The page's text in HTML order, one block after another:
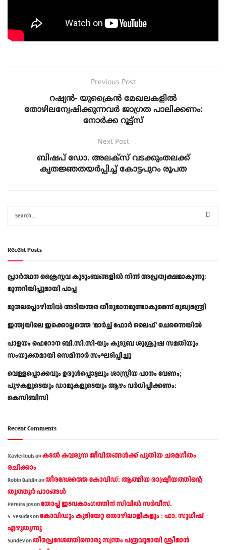
Previous Post
റഷ്യൻ- യുക്രൈൻ മേഖലകളിൽ
തോഴിലന്വേഷിക്കുന്നവർ ജാഗ്രത പാലിക്കണം:
നോർക്ക റൂട്ട്സ്
Next Post
ബിഷപ് ഡോ. അലക്‌സ് വടക്കുംതലക്ക്
കൃതജ്ഞതയര്‍പ്പിച്ച് കോട്ടപുറം രൂപത
Recent Posts
പ്രാര്‍ത്ഥന ക്രൈസ്തവ കുടുംബങ്ങളില്‍ നിന്ന് അപ്രത്യക്ഷമാകുന്നു:
മുന്നറിയിപ്പുമായി പാപ്പ
മുതലപ്പൊഴിയിൽ അടിയന്തര തീരുമാനമുണ്ടാകുമെന്ന് മുഖ്യമന്ത്രി
ഇന്ത്യയിലെ ഇക്കൊല്ലത്തെ ‘മാർച്ച് ഫോർ ലൈഫ്’ ചെന്നൈയിൽ
പാളയം ഫെറോന ബി.സി.സി-യും കുടുബ ശുശ്രൂഷ സമതിയും
സംയുക്തമായി സെമിനാർ സംഘടിപ്പിച്ചു
വെള്ളപ്പൊക്കവും ഉരുള്‍പ്പൊട്ടലും ശാസ്ത്രീയ പഠനം വേണം;
പുഴകളുടെയും ഡാമുകളുടെയും ആഴം വര്‍ധിപ്പിക്കണം:
കെസിബിസി
Recent Comments
Xavierlouisonകടല്‍ കവരുന്ന ജീവിതങ്ങള്‍ക്ക് പുതിയ ചരമഗീതം
രചിക്കാം
Robin Baldinonതീരദേശത്തെ കോവിഡ്: ആത്മീയ രാഷ്ട്രീയത്തിന്റെ
തൂത്തൂര്‍ പാഠങ്ങൾ
Pereira Josonതോപ്പ് ഇടവകാംഗത്തിന് സിവിൽ സർവീസ്.
S. Yesudasonകോവിഡും കുടിയേറ്റ തൊഴിലാളികളും : ഫാ. സുധീഷ്
എഴുതുന്നു
Sundevonതീരപ്രദേശത്തിനൊരു സ്വന്തം പത്രവുമായി ശ്രീമാന്‍